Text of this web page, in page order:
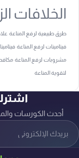
الخلافات
طرق طبيعية لرفع المناعة
فيتامينات لرفع المناعة
مشروبات لرفع المناعة
لتقوية المناعة
أحدث الكورسات
البريد الإلكتروني